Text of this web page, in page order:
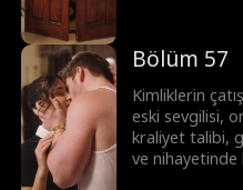
Bölüm 57
Kimliklerin
eski sevgilisi,
kraliyet talibi,
ve nihayetinde